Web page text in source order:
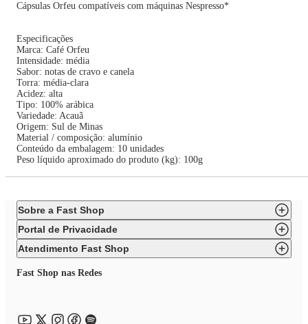
Cápsulas Orfeu compatíveis com máquinas Nespresso*
Especificações
Marca: Café Orfeu
Intensidade: média
Sabor: notas de cravo e canela
Torra: média-clara
Acidez: alta
Tipo: 100% arábica
Variedade: Acauã
Origem: Sul de Minas
Material / composição: alumínio
Conteúdo da embalagem: 10 unidades
Peso líquido aproximado do produto (kg): 100g
Sobre a Fast Shop
Portal de Privacidade
Atendimento Fast Shop
Fast Shop nas Redes